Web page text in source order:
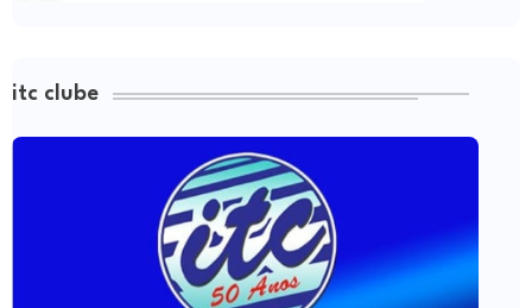
itc clube